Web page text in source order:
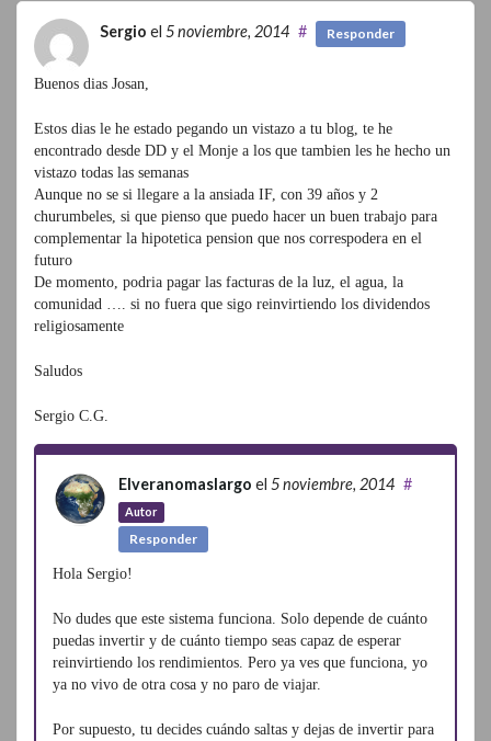
Sergio el 5 noviembre, 2014 # Responder
Buenos dias Josan,
Estos dias le he estado pegando un vistazo a tu blog, te he
encontrado desde DD y el Monje a los que tambien les he hecho un
vistazo todas las semanas
Aunque no se si llegare a la ansiada IF, con 39 años y 2
churumbeles, si que pienso que puedo hacer un buen trabajo para
complementar la hipotetica pension que nos correspodera en el
futuro
De momento, podria pagar las facturas de la luz, el agua, la
comunidad …. si no fuera que sigo reinvirtiendo los dividendos
religiosamente
Saludos
Sergio C.G.
Elveranomaslargo el 5 noviembre, 2014
Autor
#
Responder
Hola Sergio!
No dudes que este sistema funciona. Solo depende de cuánto
puedas invertir y de cuánto tiempo seas capaz de esperar
reinvirtiendo los rendimientos. Pero ya ves que funciona, yo
ya no vivo de otra cosa y no paro de viajar.
Por supuesto, tu decides cuándo saltas y dejas de invertir para